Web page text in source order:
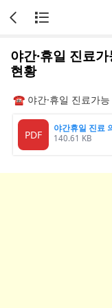
야간·휴일 진료
현황
☎ 야간·휴일 진료가
PDF
140.61 KB